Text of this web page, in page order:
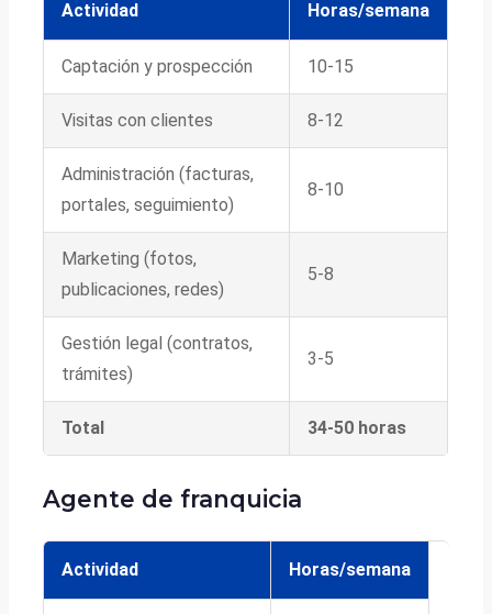
Actividad Horas/semana
Captación y prospección 10-15
Visitas con clientes 8-12
Administración (facturas,
portales, seguimiento)
8-10
Marketing (fotos,
publicaciones, redes)
5-8
Gestión legal (contratos,
trámites)
3-5
Total 34-50 horas
Agente de franquicia
Actividad Horas/semana